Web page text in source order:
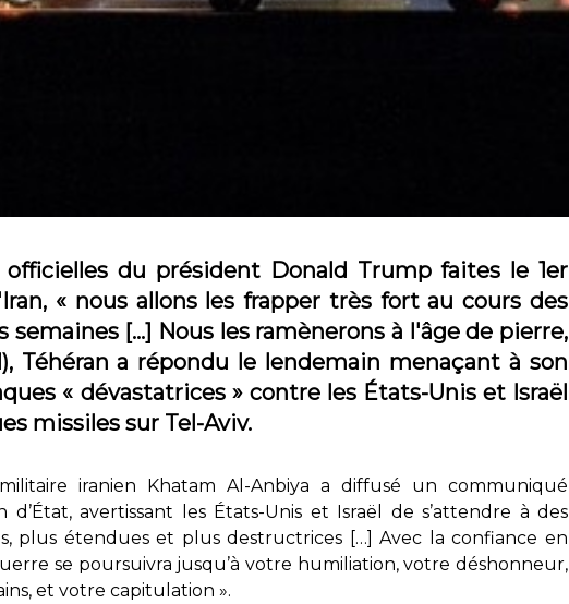
officielles du président Donald Trump faites le 1er
« nous allons les frapper très fort au cours des
semaines […] Nous les ramènerons à l'âge de pierre,
Téhéran a répondu le lendemain menaçant à son
« dévastatrices » contre les États-Unis et Israël
missiles sur Tel-Aviv.
iranien Khatam Al-Anbiya a diffusé un communiqué
d’État, avertissant les États-Unis et Israël de s’attendre à des
plus étendues et plus destructrices […] Avec la confiance en
se poursuivra jusqu’à votre humiliation, votre déshonneur,
et votre capitulation ».